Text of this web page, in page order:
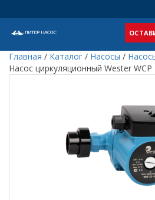
Главная / Каталог / Насосы /
Насос циркуляционный Wester WCP